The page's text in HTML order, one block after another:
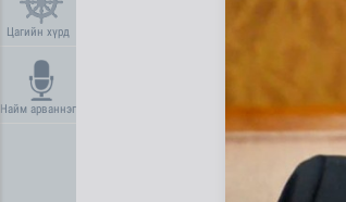
Цагийн хүрд
Найм арваннэг